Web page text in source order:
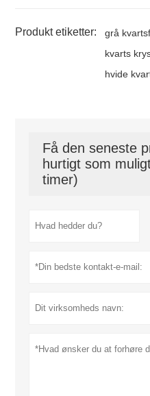
Produkt etiketter: grå
kvarts
hvide
Få den seneste
hurtigt som
timer)